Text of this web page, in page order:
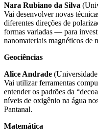
Nara Rubiano da Silva
Vai desenvolver novas
diferentes direções de
formas variadas — para
nanomateriais magnéticos de
Geociências
Alice Andrade
Vai utilizar ferramentas
entender os padrões da
níveis de oxigênio na água
Pantanal.
Matemática